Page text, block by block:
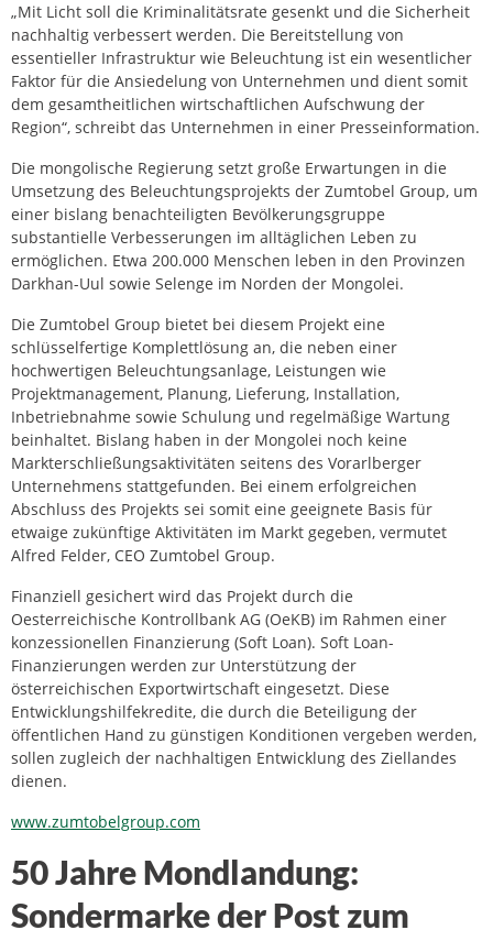
„Mit Licht soll die Kriminalitätsrate gesenkt und die Sicherheit
nachhaltig verbessert werden. Die Bereitstellung von
essentieller Infrastruktur wie Beleuchtung ist ein wesentlicher
Faktor für die Ansiedelung von Unternehmen und dient somit
dem gesamtheitlichen wirtschaftlichen Aufschwung der
Region“, schreibt das Unternehmen in einer Presseinformation.
Die mongolische Regierung setzt große Erwartungen in die
Umsetzung des Beleuchtungsprojekts der Zumtobel Group, um
einer bislang benachteiligten Bevölkerungsgruppe
substantielle Verbesserungen im alltäglichen Leben zu
ermöglichen. Etwa 200.000 Menschen leben in den Provinzen
Darkhan-Uul sowie Selenge im Norden der Mongolei.
Die Zumtobel Group bietet bei diesem Projekt eine
schlüsselfertige Komplettlösung an, die neben einer
hochwertigen Beleuchtungsanlage, Leistungen wie
Projektmanagement, Planung, Lieferung, Installation,
Inbetriebnahme sowie Schulung und regelmäßige Wartung
beinhaltet. Bislang haben in der Mongolei noch keine
Markterschließungsaktivitäten seitens des Vorarlberger
Unternehmens stattgefunden. Bei einem erfolgreichen
Abschluss des Projekts sei somit eine geeignete Basis für
etwaige zukünftige Aktivitäten im Markt gegeben, vermutet
Alfred Felder, CEO Zumtobel Group.
Finanziell gesichert wird das Projekt durch die
Oesterreichische Kontrollbank AG (OeKB) im Rahmen einer
konzessionellen Finanzierung (Soft Loan). Soft Loan-
Finanzierungen werden zur Unterstützung der
österreichischen Exportwirtschaft eingesetzt. Diese
Entwicklungshilfekredite, die durch die Beteiligung der
öffentlichen Hand zu günstigen Konditionen vergeben werden,
sollen zugleich der nachhaltigen Entwicklung des Ziellandes
dienen.
www.zumtobelgroup.com
50 Jahre Mondlandung:
Sondermarke der Post zum